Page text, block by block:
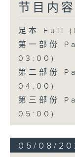
5. 「横财就
6. 「花木兰
由 梁耀安
7. 「肠断大
节目内容
足本 Full
第一部份
03:00)
第二部份
04:00)
第三部份
05:00)
05/08/